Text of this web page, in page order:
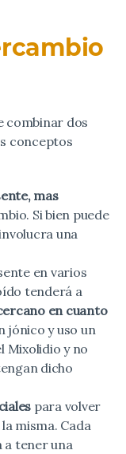
combinar dos
conceptos
mas
Si bien puede
una
en varios
tenderá a
en cuanto
jónico y uso un
Mixolidio y no
dicho
para volver
misma. Cada
a tener una